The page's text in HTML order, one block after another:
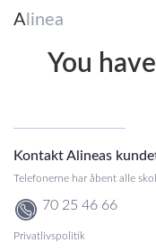
A linea
You
Kontakt Alineas
Telefonerne har åbent alle
70 25 46 66
Privatlivspolitik